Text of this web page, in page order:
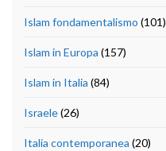
Islam fondamentalismo (101)
Islam in Europa (157)
Islam in Italia (84)
Israele(26)
Italia contemporanea (20)